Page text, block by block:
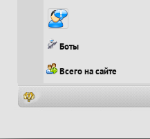
Боты
Всего на сайте